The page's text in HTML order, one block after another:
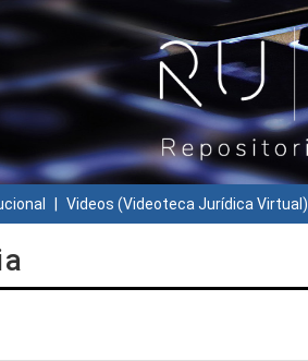
Videos (Videoteca Jurídica Virtual)